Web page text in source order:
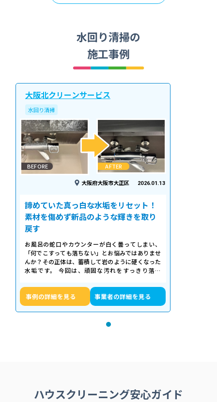
水回り清掃の
施工事例
大阪北クリーンサービス
水回り清掃
BEFORE AFTER
大阪府大阪市大正区 2026.01.13
諦めていた真っ白な水垢をリセット！
素材を傷めず新品のような輝きを取り
戻す
お風呂の蛇口やカウンターが白く曇ってしまい、
「何でこすっても落ちない」とお悩みではありませ
んか？その正体は、蓄積して岩のように硬くなった
水垢です。 今回は、頑固な汚れをすっきり落と
事例の詳細を見る 事業者の詳細を見る
ハウスクリーニング安心ガイド